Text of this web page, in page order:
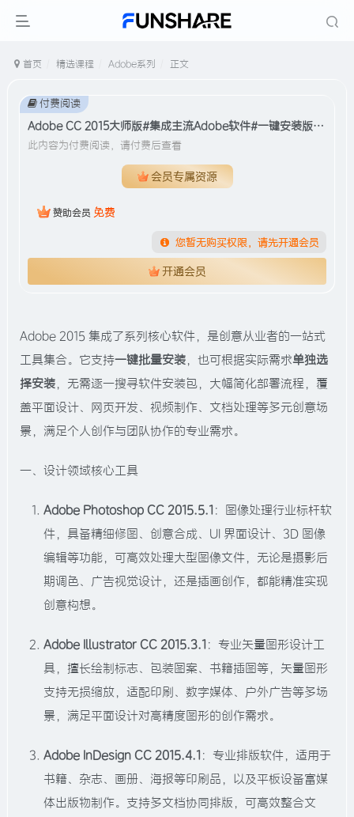
首页 精选课程 Adobe系列 正文
Adobe CC 2015大师版#集成主流Adobe软件#一键安装版#A805
此内容为付费阅读，请付费后查看
会员专属资源
赞助会员 免费
您暂无购买权限，请先开通会员
开通会员
付费阅读
Adobe 2015 集成了系列核心软件，是创意从业者的一站式
工具集合。它支持一键批量安装 ，也可根据实际需求单独选
择安装 ，无需逐一搜寻软件安装包，大幅简化部署流程，覆
盖平面设计、网页开发、视频制作、文档处理等多元创意场
景，满足个人创作与团队协作的专业需求。​
一、设计领域核心工具​
Adobe Photoshop CC 2015.5.1：图像处理行业标杆软
件，具备精细修图、创意合成、UI 界面设计、3D 图像
编辑等功能，可高效处理大型图像文件，无论是摄影后
期调色、广告视觉设计，还是插画创作，都能精准实现
创意构想。​
Adobe Illustrator CC 2015.3.1：专业矢量图形设计工
具，擅长绘制标志、包装图案、书籍插图等，矢量图形
支持无损缩放，适配印刷、数字媒体、户外广告等多场
景，满足平面设计对高精度图形的创作需求。​
Adobe InDesign CC 2015.4.1：专业排版软件，适用于
书籍、杂志、画册、海报等印刷品，以及平板设备富媒
体出版物制作。支持多文档协同排版，可高效整合文